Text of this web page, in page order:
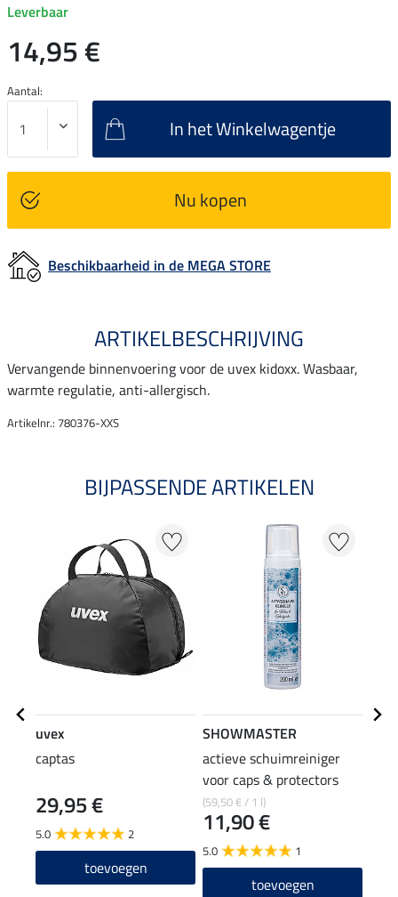
Leverbaar
14,95 €
Aantal:
In het Winkelwagentje
Nu kopen
Beschikbaarheid in de MEGA STORE
ARTIKELBESCHRIJVING
Vervangende binnenvoering voor de uvex kidoxx. Wasbaar,
warmte regulatie, anti-allergisch.
Artikelnr.: 780376-XXS
BIJPASSENDE ARTIKELEN
uvex
captas
29,95 €
5.0 2
toevoegen
SHOWMASTER
actieve schuimreiniger
voor caps & protectors
(59,50 € / 1 l)
11,90 €
5.0 1
toevoegen